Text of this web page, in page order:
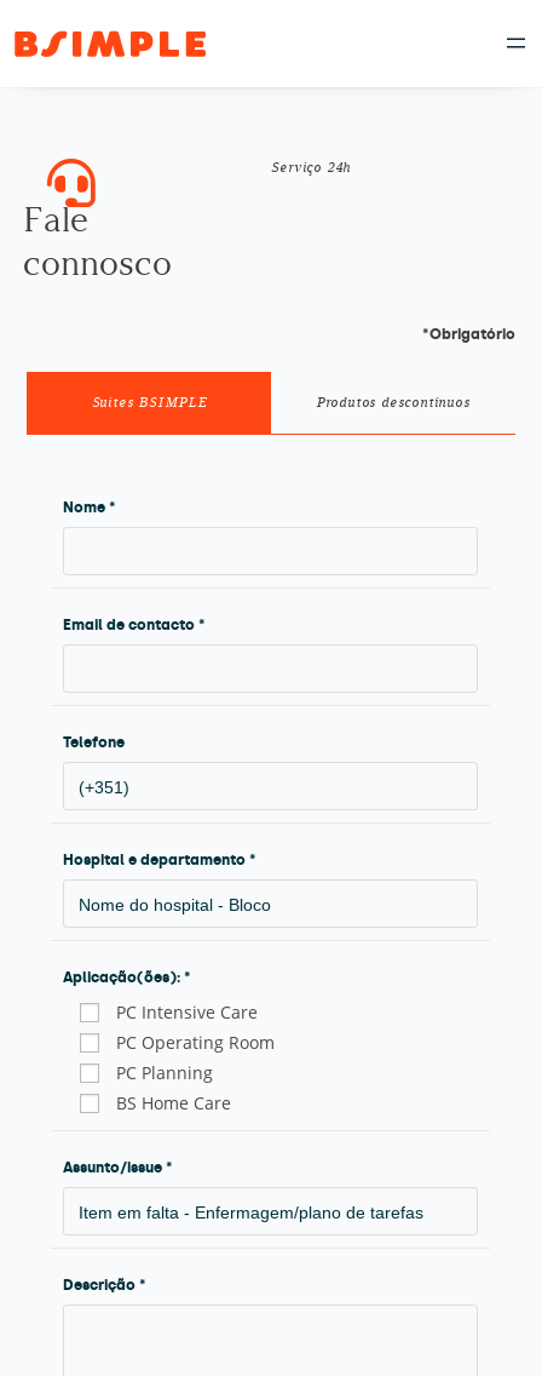
Serviço 24h
Fale
connosco
*Obrigatório
Suites BSIMPLE Produtos descontínuos
Nome *
Email de contacto *
Telefone
Hospital e departamento *
Aplicação(ões): *
PC Intensive Care
PC Operating Room
PC Planning
BS Home Care
Assunto/issue *
Descrição *